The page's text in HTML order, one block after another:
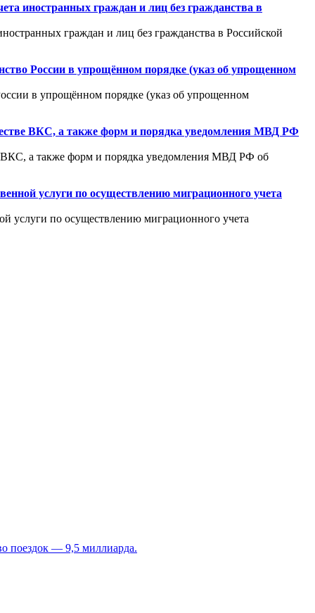
иностранных граждан и лиц без гражданства в
граждан и лиц без гражданства в Российской
России в упрощённом порядке (указ об упрощенном
в упрощённом порядке (указ об упрощенном
ВКС, а также форм и порядка уведомления МВД РФ
ВКС, а также форм и порядка уведомления МВД РФ об
услуги по осуществлению миграционного учета
услуги по осуществлению миграционного учета
поездок — 9,5 миллиарда.